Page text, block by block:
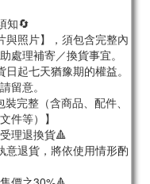
知🔄
與照片】，須包含完整內
處理補寄／換貨事宜。
起七天猶豫期的權益。
留意。
完整（含商品、配件、
件等）】
理退換貨🔺
意退貨，將依使用情形酌